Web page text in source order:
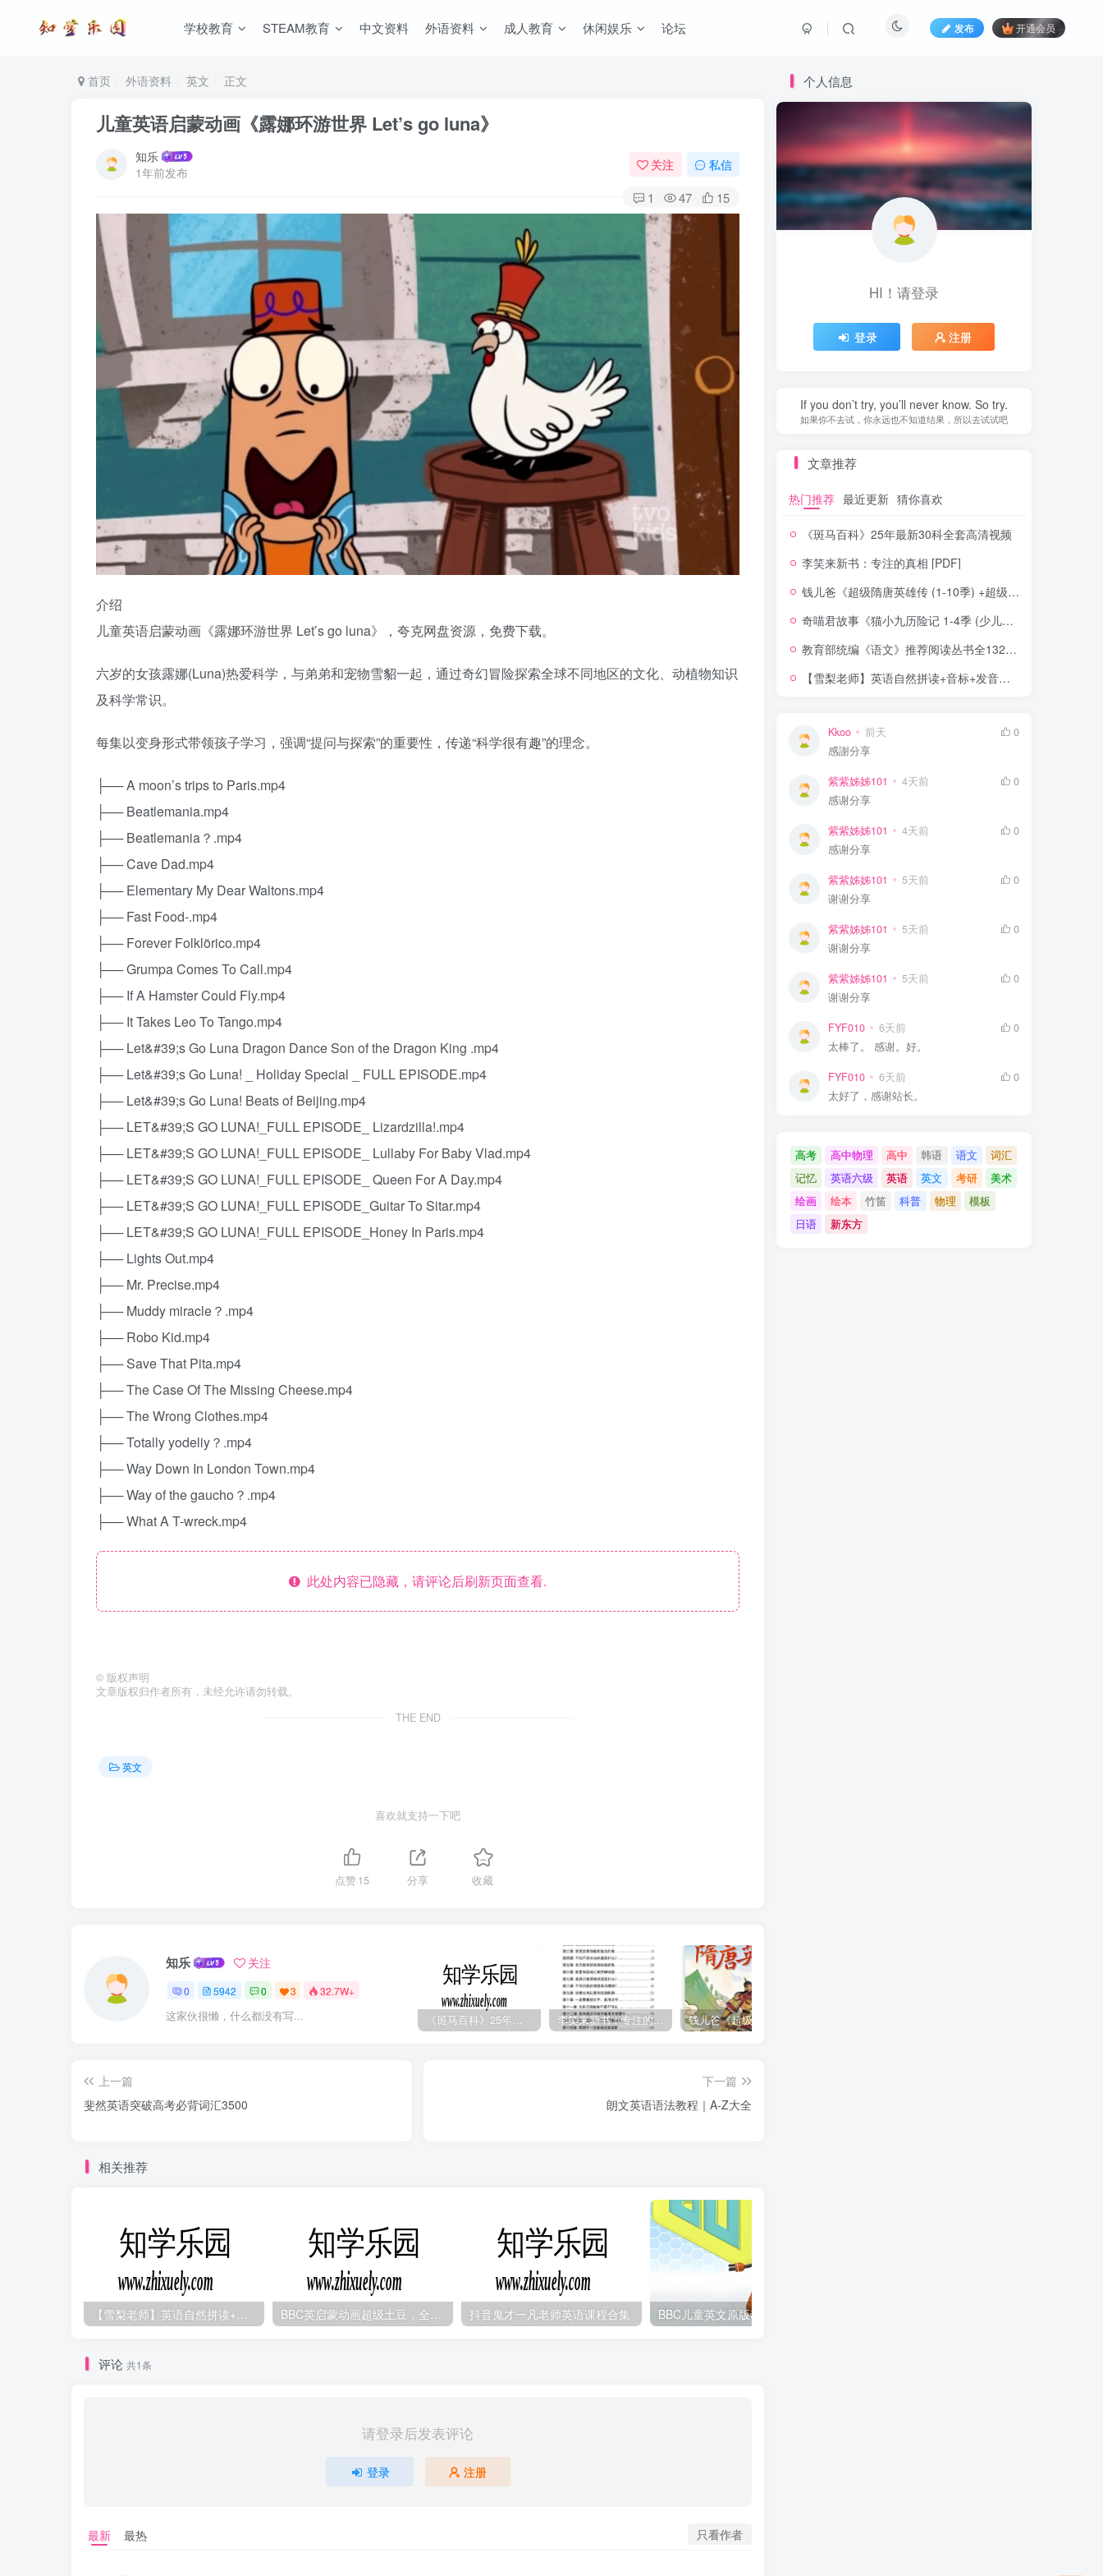
学校教育 STEAM教育 中文资料 外语资料 成人教育 休闲娱乐 论坛 发布 开通会员
首页 外语资料 英文 正文
儿童英语启蒙动画《露娜环游世界 Let’s go luna》
知乐
1年前发布
关注 私信
1 47 15
介绍
儿童英语启蒙动画《露娜环游世界 Let’s go luna》，夸克网盘资源，免费下载。
六岁的女孩露娜(Luna)热爱科学，与弟弟和宠物雪貂一起，通过奇幻冒险探索全球不同地区的文化、动植物知识
及科学常识。
每集以变身形式带领孩子学习，强调“提问与探索”的重要性，传递“科学很有趣”的理念‌。
├── A moon’s trips to Paris.mp4
├── Beatlemania.mp4
├── Beatlemania？.mp4
├── Cave Dad.mp4
├── Elementary My Dear Waltons.mp4
├── Fast Food-.mp4
├── Forever Folklõrico.mp4
├── Grumpa Comes To Call.mp4
├── If A Hamster Could Fly.mp4
├── It Takes Leo To Tango.mp4
├── Let&#39;s Go Luna Dragon Dance Son of the Dragon King .mp4
├── Let&#39;s Go Luna! _ Holiday Special _ FULL EPISODE.mp4
├── Let&#39;s Go Luna! Beats of Beijing.mp4
├── LET&#39;S GO LUNA!_FULL EPISODE_ Lizardzilla!.mp4
├── LET&#39;S GO LUNA!_FULL EPISODE_ Lullaby For Baby Vlad.mp4
├── LET&#39;S GO LUNA!_FULL EPISODE_ Queen For A Day.mp4
├── LET&#39;S GO LUNA!_FULL EPISODE_Guitar To Sitar.mp4
├── LET&#39;S GO LUNA!_FULL EPISODE_Honey In Paris.mp4
├── Lights Out.mp4
├── Mr. Precise.mp4
├── Muddy miracle？.mp4
├── Robo Kid.mp4
├── Save That Pita.mp4
├── The Case Of The Missing Cheese.mp4
├── The Wrong Clothes.mp4
├── Totally yodeliy？.mp4
├── Way Down In London Town.mp4
├── Way of the gaucho？.mp4
├── What A T-wreck.mp4
此处内容已隐藏，请评论后刷新页面查看.
© 版权声明
文章版权归作者所有，未经允许请勿转载。
THE END
英文
喜欢就支持一下吧
点赞15 分享 收藏
知乐 关注
0 5942 0 3 32.7W+
这家伙很懒，什么都没有写... 《斑马百科》25年最新30科全套高清视频 李笑来新书：专注的真相 [PDF]
上一篇
斐然英语突破高考必背词汇3500
下一篇
朗文英语语法教程｜A-Z大全
相关推荐
【雪梨老师】英语自然拼读+音标+发音规则（精品课三合一） BBC英启蒙动画超级土豆，全1-3季共78集+儿歌9集 抖音鬼才一凡老师英语课程合集
评论 共1条
请登录后发表评论
登录 注册
最新 最热 只看作者
个人信息
HI！请登录
登录 注册
If you don’t try, you’ll never know. So try.
如果你不去试，你永远也不知道结果，所以去试试吧
文章推荐
热门推荐 最近更新 猜你喜欢
《斑马百科》25年最新30科全套高清视频
李笑来新书：专注的真相 [PDF]
钱儿爸《超级隋唐英雄传 (1-10季) +超级隋唐英雄后传 (1-4季）
奇喵君故事《猫小九历险记 1-4季 (少儿大型奇幻冒险之旅)
教育部统编《语文》推荐阅读丛书全132种143册
【雪梨老师】英语自然拼读+音标+发音规则（精品课三合一）
Kkoo 前天
0
感謝分享
紫紫姊姊101 4天前
0
感谢分享
紫紫姊姊101 4天前
0
感谢分享
紫紫姊姊101 5天前
0
谢谢分享
紫紫姊姊101 5天前
0
谢谢分享
紫紫姊姊101 5天前
0
谢谢分享
FYF010 6天前
0
太棒了。 感谢。好。
FYF010 6天前
0
太好了，感谢站长。
高考 高中物理 高中 韩语 语文
词汇
记忆
英语六级 英语 英文 考研
美术
绘画
绘本 竹笛 科普 物理
模板
日语
新东方